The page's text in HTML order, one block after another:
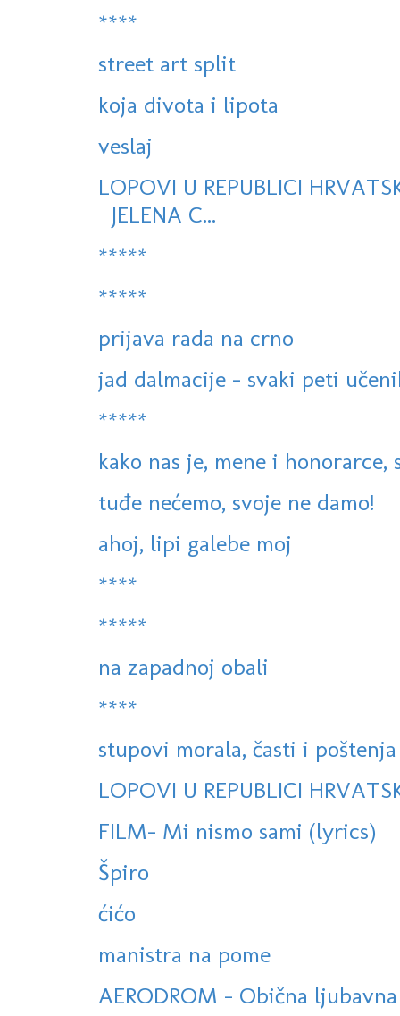
****
street art split
koja divota i lipota
veslaj
LOPOVI U REPUBLICI
JELENA C...
*****
*****
prijava rada na crno
jad dalmacije - svaki peti
*****
kako nas je, mene i honorarce,
tuđe nećemo, svoje ne damo!
ahoj, lipi galebe moj
****
*****
na zapadnoj obali
****
stupovi morala, časti i poštenja
LOPOVI U REPUBLICI
FILM- Mi nismo sami (lyrics)
Špiro
ćićo
manistra na pome
AERODROM - Obična